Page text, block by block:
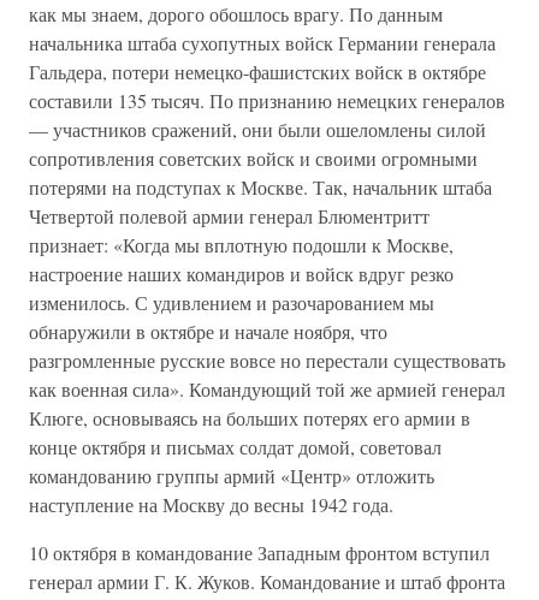
как мы знаем, дорого обошлось врагу. По данным
начальника штаба сухопутных войск Германии генерала
Гальдера, потери немецко-фашистских войск в октябре
составили 135 тысяч. По признанию немецких генералов
— участников сражений, они были ошеломлены силой
сопротивления советских войск и своими огромными
потерями на подступах к Москве. Так, начальник штаба
Четвертой полевой армии генерал Блюментритт
признает: «Когда мы вплотную подошли к Москве,
настроение наших командиров и войск вдруг резко
изменилось. С удивлением и разочарованием мы
обнаружили в октябре и начале ноября, что
разгромленные русские вовсе но перестали существовать
как военная сила». Командующий той же армией генерал
Клюге, основываясь на больших потерях его армии в
конце октября и письмах солдат домой, советовал
командованию группы армий «Центр» отложить
наступление на Москву до весны 1942 года.
10 октября в командование Западным фронтом вступил
генерал армии Г. К. Жуков. Командование и штаб фронта